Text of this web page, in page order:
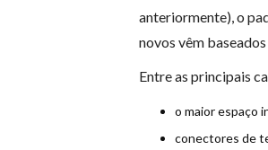
anteriormente), o
novos vêm
Entre as principais
o maior espaço
conectores de